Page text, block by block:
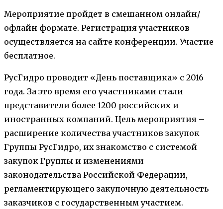
Мероприятие пройдет в смешанном онлайн/
офлайн формате. Регистрация участников
осуществляется на сайте конференции. Участие
бесплатное.
РусГидро проводит «День поставщика» с 2016
года. За это время его участниками стали
представители более 1200 российских и
иностранных компаний. Цель мероприятия –
расширение количества участников закупок
Группы РусГидро, их знакомство с системой
закупок Группы и изменениями
законодательства Российской Федерации,
регламентирующего закупочную деятельность
заказчиков с государственным участием.